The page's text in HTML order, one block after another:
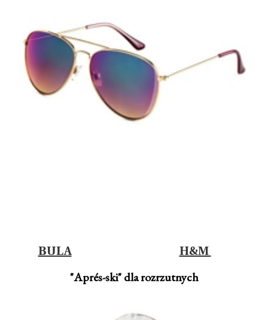
BULA H&M
"Aprés-ski" dla rozrzutnych